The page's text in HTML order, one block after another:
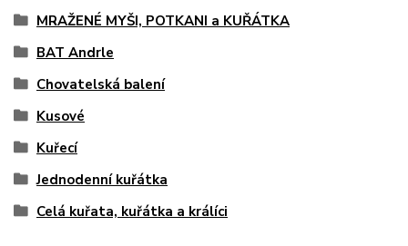
MRAŽENÉ MYŠI, POTKANI a KUŘÁTKA
BAT Andrle
Chovatelská balení
Kusové
Kuřecí
Jednodenní kuřátka
Celá kuřata, kuřátka a králíci